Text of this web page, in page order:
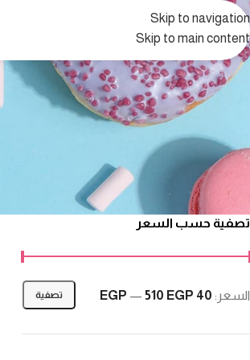
Skip to navigation
Skip to main content
تصفية حسب السعر
تصفية السعر: 40 EGP
— 510 EGP